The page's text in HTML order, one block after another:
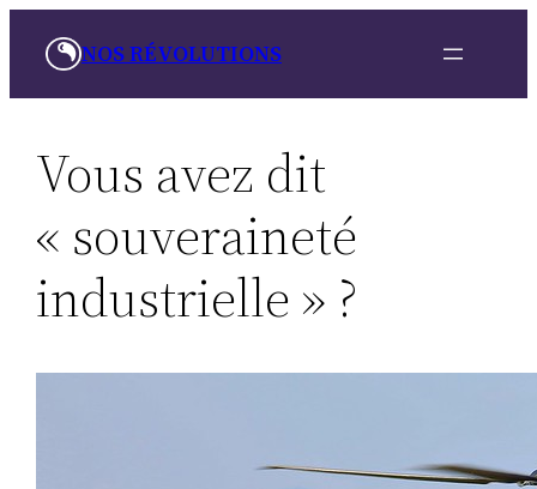
NOS RÉVOLUTIONS
Vous avez dit
« souveraineté
industrielle » ?